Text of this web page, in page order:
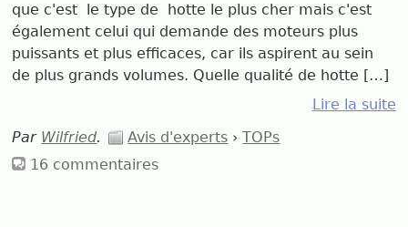
que c'est le type de hotte le plus cher mais c'est
également celui qui demande des moteurs plus
puissants et plus efficaces, car ils aspirent au sein
de plus grands volumes. Quelle qualité de hotte […]
Lire la suite
Par Wilfried. Avis d'experts ›TOPs
16 commentaires